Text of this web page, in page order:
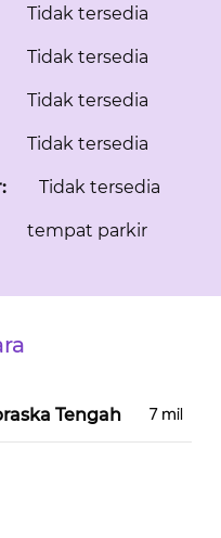
Tidak tersedia
Tidak tersedia
Tidak tersedia
Tidak tersedia
Tidak tersedia
tempat parkir
Tengah 7 mil